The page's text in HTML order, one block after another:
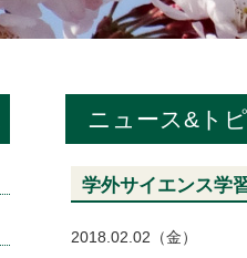
ニュース&ト
学外サイエンス学
2018.02.02（金）